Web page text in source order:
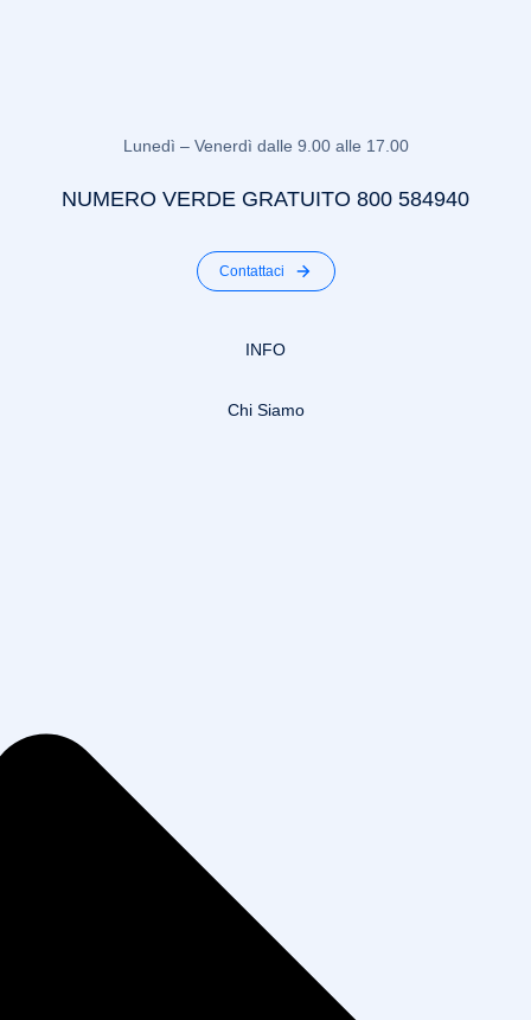
Lunedì – Venerdì dalle 9.00 alle 17.00
NUMERO VERDE GRATUITO 800 584940
Contattaci
INFO
Chi Siamo